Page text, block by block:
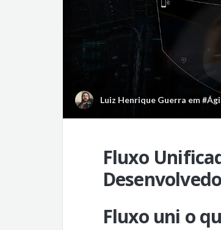
Luiz Henrique Guerra em
Fluxo
Fluxo uni o